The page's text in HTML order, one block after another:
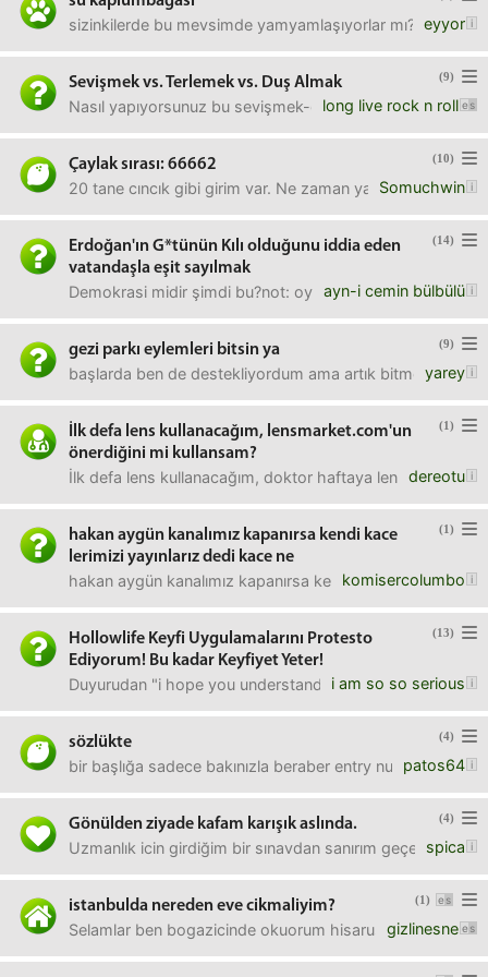
eyyor
sizinkilerde bu mevsimde yamyamlaşıyorlar mı?
(9)
Sevişmek vs. Terlemek vs. Duş Almak
long live rock n roll
Nasıl yapıyorsunuz bu sevişmek-duş almak
(10)
Çaylak sırası: 66662
Somuchwin
20 tane cıncık gibi girim var. Ne zaman yazar olurum?
(14)
Erdoğan'ın G*tünün Kılı olduğunu iddia eden
vatandaşla eşit sayılmak
ayn-i cemin bülbülü
Demokrasi midir şimdi bu?not: oy hakkından
(9)
gezi parkı eylemleri bitsin ya
yarey
başlarda ben de destekliyordum ama artık bitmesini
(1)
İlk defa lens kullanacağım, lensmarket.com'un
önerdiğini mi kullansam?
dereotu
İlk defa lens kullanacağım, doktor haftaya lensleri
(1)
hakan aygün kanalımız kapanırsa kendi kace
lerimizi yayınlarız dedi kace ne
komisercolumbo
hakan aygün kanalımız kapanırsa kendi kace lerimizi
(13)
Hollowlife Keyfi Uygulamalarını Protesto
Ediyorum! Bu kadar Keyfiyet Yeter!
i am so so serious
Duyurudan "i hope you understand" nickli kullanıcı
(4)
sözlükte
patos64
bir başlığa sadece bakınızla beraber entry numarası
(4)
Gönülden ziyade kafam karışık aslında.
spica
Uzmanlık icin girdiğim bir sınavdan sanırım geçemedim
(1)
istanbulda nereden eve cikmaliyim?
gizlinesne
Selamlar ben bogazicinde okuorum hisarustundeki